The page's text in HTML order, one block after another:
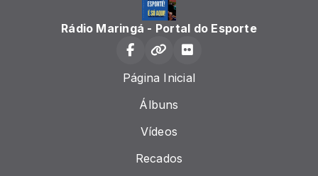
Rádio Maringá - Portal do Esporte
Página Inicial
Álbuns
Vídeos
Recados